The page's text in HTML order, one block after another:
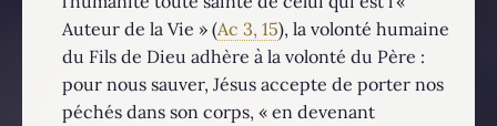
Auteur de la Vie » (Ac 3, 15), la volonté humaine
du Fils de Dieu adhère à la volonté du Père :
pour nous sauver, Jésus accepte de porter nos
péchés dans son corps, « en devenant